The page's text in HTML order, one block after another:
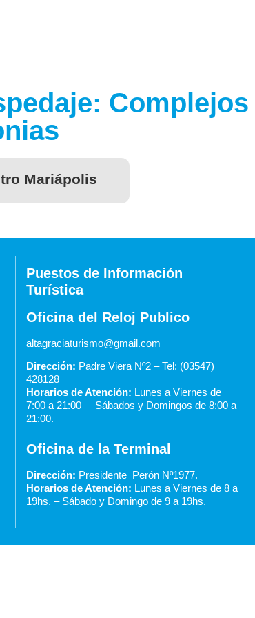
Mariápolis
Puestos de Información
Turística
Oficina del Reloj Publico
altagraciaturismo@gmail.com
Dirección: Padre Viera Nº2 – Tel: (03547)
428128
Horarios de Atención: Lunes a Viernes de
7:00 a 21:00 – Sábados y Domingos de 8:00 a
21:00.
Oficina de la Terminal
Dirección: Presidente Perón Nº1977.
Horarios de Atención: Lunes a Viernes de 8 a
19hs. – Sábado y Domingo de 9 a 19hs.